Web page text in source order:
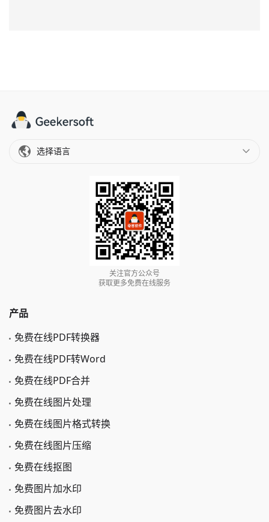
选择语言
关注官方公众号
获取更多免费在线服务
产品
免费在线PDF转换器
免费在线PDF转Word
免费在线PDF合并
免费在线图片处理
免费在线图片格式转换
免费在线图片压缩
免费在线抠图
免费图片加水印
免费图片去水印